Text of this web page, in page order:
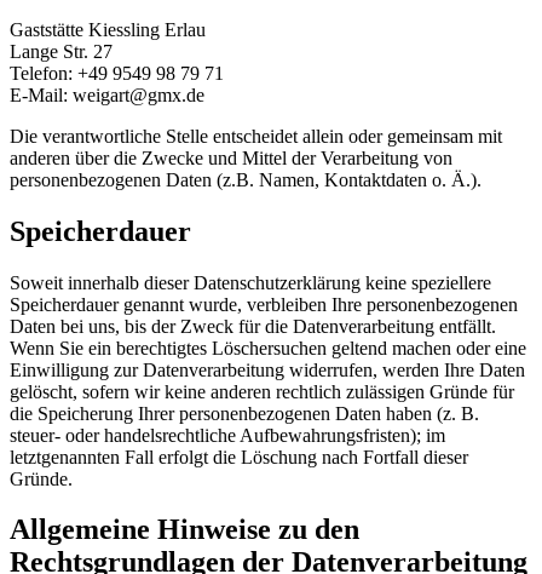
Gaststätte Kiessling Erlau
Lange Str. 27
Telefon: +49 9549 98 79 71
E-Mail: weigart@gmx.de
Die verantwortliche Stelle entscheidet allein oder gemeinsam mit
anderen über die Zwecke und Mittel der Verarbeitung von
personenbezogenen Daten (z.B. Namen, Kontaktdaten o. Ä.).
Speicherdauer
Soweit innerhalb dieser Datenschutzerklärung keine speziellere
Speicherdauer genannt wurde, verbleiben Ihre personenbezogenen
Daten bei uns, bis der Zweck für die Datenverarbeitung entfällt.
Wenn Sie ein berechtigtes Löschersuchen geltend machen oder eine
Einwilligung zur Datenverarbeitung widerrufen, werden Ihre Daten
gelöscht, sofern wir keine anderen rechtlich zulässigen Gründe für
die Speicherung Ihrer personenbezogenen Daten haben (z. B.
steuer- oder handelsrechtliche Aufbewahrungsfristen); im
letztgenannten Fall erfolgt die Löschung nach Fortfall dieser
Gründe.
Allgemeine Hinweise zu den
Rechtsgrundlagen der Datenverarbeitung